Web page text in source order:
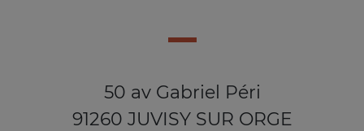
50 av Gabriel Péri
91260 JUVISY SUR ORGE